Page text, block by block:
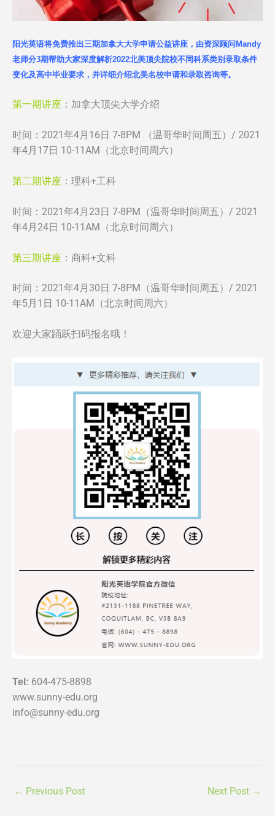
阳光英语将免费推出三期加拿大大学申请公益讲座，由资深顾问Mandy
老师分3期帮助大家深度解析2022北美顶尖院校不同科系类别录取条件
变化及高中毕业要求，并详细介绍北美名校申请和录取咨询等。
第一期讲座 ：加拿大顶尖大学介绍
时间：2021年4月16日 7-8PM （温哥华时间周五）/ 2021
年4月17日 10-11AM（北京时间周六）
第二期讲座 ：理科+工科
时间：2021年4月23日 7-8PM（温哥华时间周五）/ 2021
年4月24日 10-11AM（北京时间周六）
第三期讲座 ：商科+文科
时间：2021年4月30日 7-8PM（温哥华时间周五）/ 2021
年5月1日 10-11AM（北京时间周六）
欢迎大家踊跃扫码报名哦！
Tel: 604-475-8898
www.sunny-edu.org
info@sunny-edu.org
← Previous Post Next Post →